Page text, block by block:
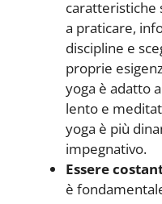
caratteristiche
a praticare,
discipline e
proprie
yoga è adatto
lento e
yoga è più
impegnativo.
Essere
è